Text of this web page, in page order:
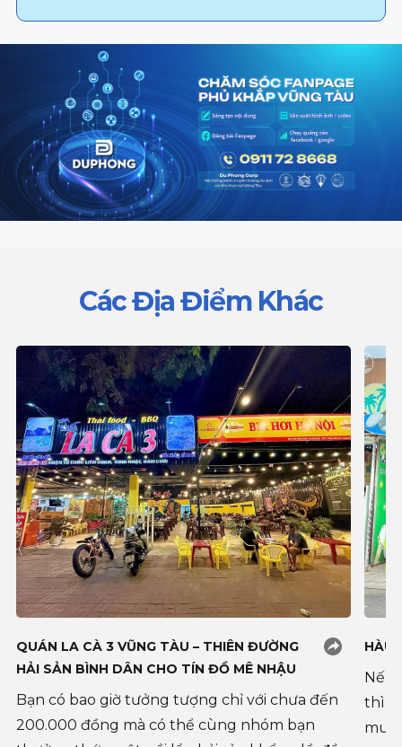
Các Địa Điểm Khác
QUÁN LA CÀ 3 VŨNG TÀU – THIÊN ĐƯỜNG
HẢI SẢN BÌNH DÂN CHO TÍN ĐỒ MÊ NHẬU
Bạn có bao giờ tưởng tượng chỉ với chưa đến
200.000 đồng mà có thể cùng nhóm bạn
HÀU
Nếu
thì